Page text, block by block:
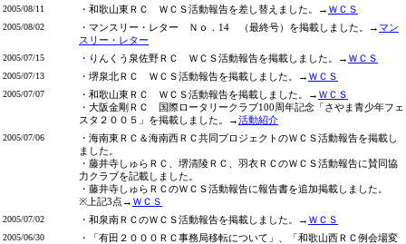
2005/08/11 ・和歌山東ＲＣ ＷＣＳ活動報告を差し替えました。→ ＷＣＳ
2005/08/02 ・マンスリー・レター Ｎｏ．14 （最終号）を掲載しました。→マン
スリー・レター
2005/07/15 ・りんくう泉佐野ＲＣ ＷＣＳ活動報告を掲載しました。→ ＷＣＳ
2005/07/13 ・堺泉北ＲＣ ＷＣＳ活動報告を掲載しました。→ ＷＣＳ
2005/07/07 ・和歌山東ＲＣ ＷＣＳ活動報告を掲載しました。→ ＷＣＳ
・大阪金剛ＲＣ 国際ロータリークラブ100周年記念「さやま青少年フェ
スタ２００５」を掲載しました。→活動紹介
2005/07/06
・海南東ＲＣ＆海南西ＲＣ共同プロジェクトのＷＣＳ活動報告を掲載し
ました。
・藤井寺しゅらＲＣ、堺清陵ＲＣ、羽衣ＲＣのＷＣＳ活動報告に賛同協
力クラブを記載しました。
・藤井寺しゅらＲＣのＷＣＳ活動報告に報告書を追加掲載しました。
※上記3点→ ＷＣＳ
2005/07/02 ・和泉南ＲＣのＷＣＳ活動報告を掲載しました。→ ＷＣＳ
2005/06/30
・「有田２０００ＲＣ事務局移転について」、「和歌山西ＲＣ例会場変